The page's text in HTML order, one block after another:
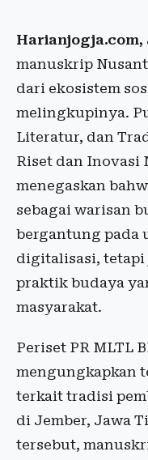
Harianjogja.com,
manuskrip
dari ekosistem
melingkupinya.
Literatur, dan
Riset dan Inovasi
menegaskan
sebagai warisan
bergantung pada
digitalisasi, tetapi
praktik budaya
masyarakat.
Periset PR MLTL
mengungkapkan
terkait tradisi
di Jember, Jawa
tersebut,